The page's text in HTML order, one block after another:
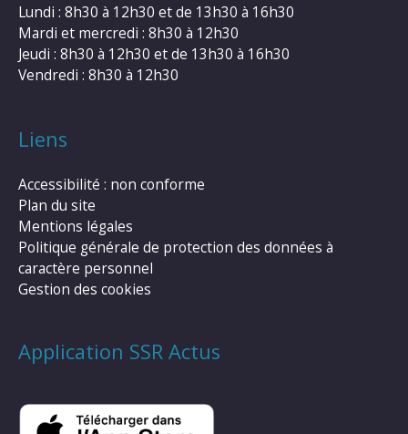
Lundi : 8h30 à 12h30 et de 13h30 à 16h30
Mardi et mercredi : 8h30 à 12h30
Jeudi : 8h30 à 12h30 et de 13h30 à 16h30
Vendredi : 8h30 à 12h30
Liens
Accessibilité : non conforme
Plan du site
Mentions légales
Politique générale de protection des données à
caractère personnel
Gestion des cookies
Application SSR Actus